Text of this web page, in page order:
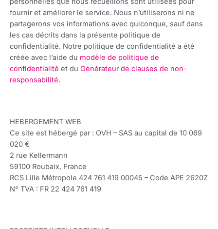
fournir et améliorer le service. Nous n’utiliserons ni ne
partagerons vos informations avec quiconque, sauf dans
les cas décrits dans la présente politique de
confidentialité. Notre politique de confidentialité a été
créée avec l’aide du modèle de politique de
confidentialité et du Générateur de clauses de non-
responsabilité.
HEBERGEMENT WEB
Ce site est hébergé par : OVH – SAS au capital de 10 069
020 €
2 rue Kellermann
59100 Roubaix, France
RCS Lille Métropole 424 761 419 00045 – Code APE 2620Z
N° TVA : FR 22 424 761 419